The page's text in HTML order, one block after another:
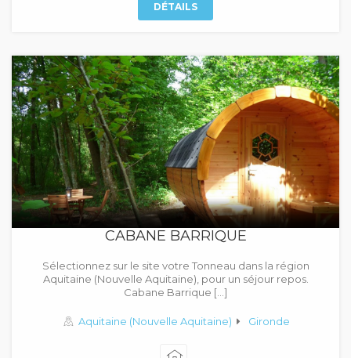
DÉTAILS
CABANE BARRIQUE
Sélectionnez sur le site votre Tonneau dans la région
Aquitaine (Nouvelle Aquitaine), pour un séjour repos.
Cabane Barrique […]
Aquitaine (Nouvelle Aquitaine) Gironde